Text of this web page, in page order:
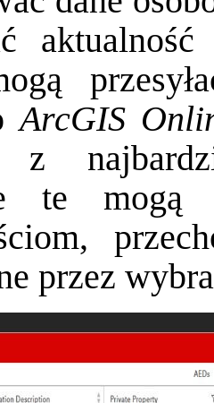
ArcGIS
z
te
przez